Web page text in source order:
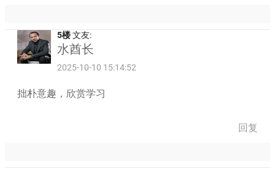
5楼文友:
水酋长
2025-10-10 15:14:52
拙朴意趣，欣赏学习
回复